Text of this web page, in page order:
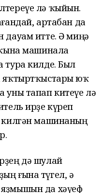
лә ҡыйын.
артабан да
итте. Ә миңә
машинала
тура килде. Был
яҡтыртҡыстары юҡ
тапап китеүе лә
ирҙе күреп
килгән машинаның
дә шулай
ғына түгел, ә
да хәүеф